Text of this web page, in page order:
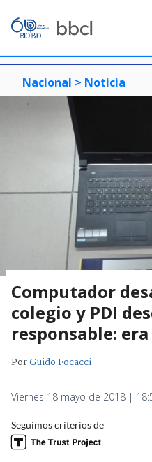
Nacional > Noticia
Computador
colegio y PDI
responsable:
PorGuido Focacci
Viernes 18 mayo de 2018 |
Seguimos criterios de